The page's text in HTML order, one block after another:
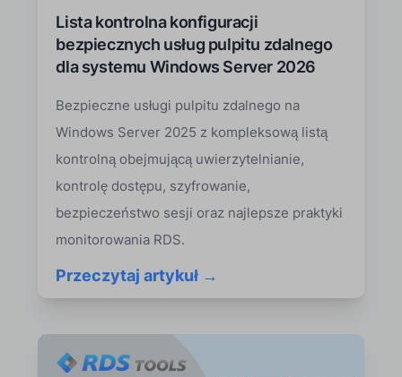
Lista kontrolna konfiguracji
bezpiecznych usług pulpitu zdalnego
dla systemu Windows Server 2026
Bezpieczne usługi pulpitu zdalnego na
Windows Server 2025 z kompleksową listą
kontrolną obejmującą uwierzytelnianie,
kontrolę dostępu, szyfrowanie,
bezpieczeństwo sesji oraz najlepsze praktyki
monitorowania RDS.
Przeczytaj artykuł →